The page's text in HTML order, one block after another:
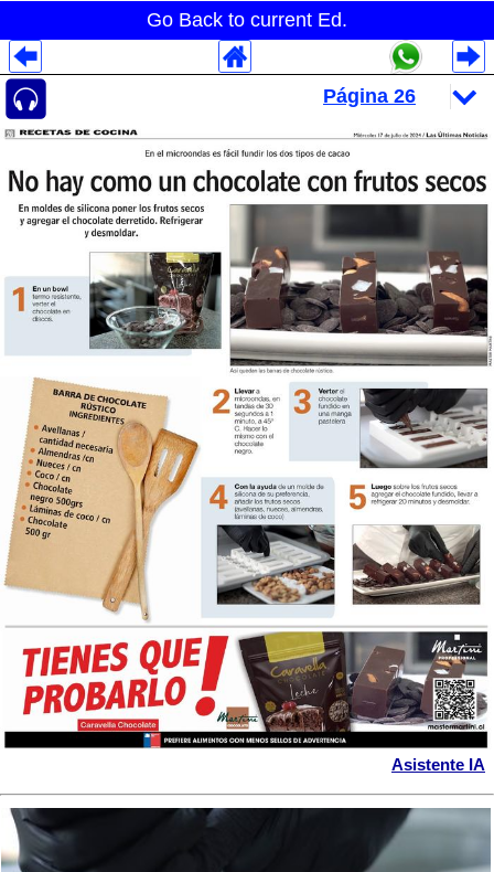
Go Back to current Ed.
Asistente IA
Despliegues Analytics
Despliegues Totales
Despliegues por Rubros